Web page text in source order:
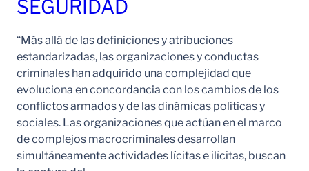
SEGURIDAD
“Más allá de las definiciones y atribuciones
estandarizadas, las organizaciones y conductas
criminales han adquirido una complejidad que
evoluciona en concordancia con los cambios de los
conflictos armados y de las dinámicas políticas y
sociales. Las organizaciones que actúan en el marco
de complejos macrocriminales desarrollan
simultáneamente actividades lícitas e ilícitas, buscan